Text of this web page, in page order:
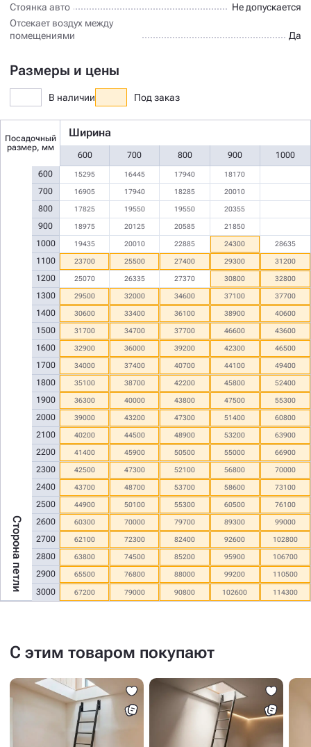
Стоянка авто
Не допускается
Отсекает воздух между
помещениями
Да
Размеры и цены
В наличии Под заказ
Посадочный
размер, мм
Ширина
600 700 800 900 1000
Сторона петли
600
700
800
900
1000
1100
1200
1300
1400
1500
1600
1700
1800
1900
2000
2100
2200
2300
2400
2500
2600
2700
2800
2900
3000
15295 16445 17940 18170
16905 17940 18285 20010
17825 19550 19550 20355
18975 20125 20585 21850
19435 20010 22885 24300 28635
23700 25500 27400 29300 31200
25070 26335 27370 30800 32800
29500 32000 34600 37100 37700
30600 33400 36100 38900 40600
31700 34700 37700 46600 43600
32900 36000 39200 42300 46500
34000 37400 40700 44100 49400
35100 38700 42200 45800 52400
36300 40000 43800 47500 55300
39000 43200 47300 51400 60800
40200 44500 48900 53200 63900
41400 45900 50500 55000 66900
42500 47300 52100 56800 70000
43700 48700 53700 58600 73100
44900 50100 55300 60500 76100
60300 70000 79700 89300 99000
62100 72300 82400 92600 102800
63800 74500 85200 95900 106700
65500 76800 88000 99200 110500
67200 79000 90800 102600 114300
С этим товаром покупают